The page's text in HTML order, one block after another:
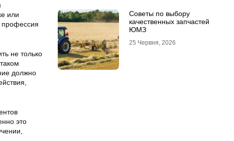
или
профессия
не только
должно
это
Советы по выбору
качественных запчастей
ЮМЗ
25 Червня, 2026